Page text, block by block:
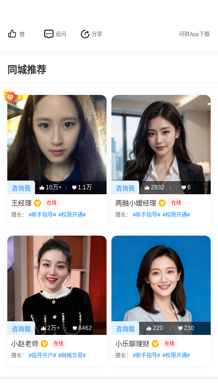
赞 追问 分享 问财App下载
同城推荐
咨询我 10万+ | 1.1万
王经理 在线
擅长： #新手指导# #权限开通#
咨询我 2932 | 6
两融小嫒经理 在线
擅长： #新手指导# #权限开通#
咨询我 2万+ | 8462
小赵老师 在线
擅长： #指导开户# #网格交易#
咨询我 220 | 230
小乐聊理财 在线
擅长： #新手指导# #权限开通#